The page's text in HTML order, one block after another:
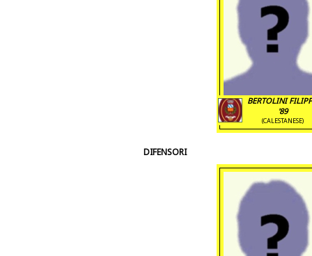
BERTOLINI
'89
(CALESTANESE)
DIFENSORI